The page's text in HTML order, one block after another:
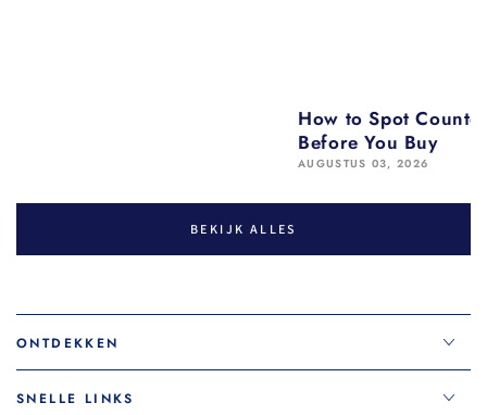
How to Spot
Before You Buy
AUGUSTUS 03, 2026
BEKIJK ALLES
ONTDEKKEN
SNELLE LINKS